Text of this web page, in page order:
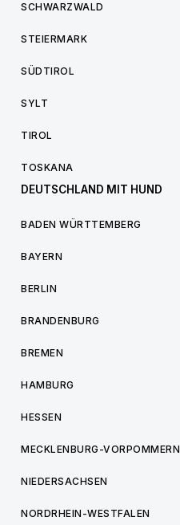
SCHWARZWALD
STEIERMARK
SÜDTIROL
SYLT
TIROL
TOSKANA
DEUTSCHLAND MIT HUND
BADEN WÜRTTEMBERG
BAYERN
BERLIN
BRANDENBURG
BREMEN
HAMBURG
HESSEN
MECKLENBURG-VORPOMMERN
NIEDERSACHSEN
NORDRHEIN-WESTFALEN